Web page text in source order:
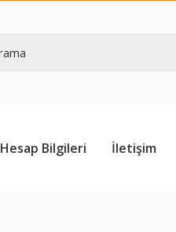
Hesap Bilgileri İletişim